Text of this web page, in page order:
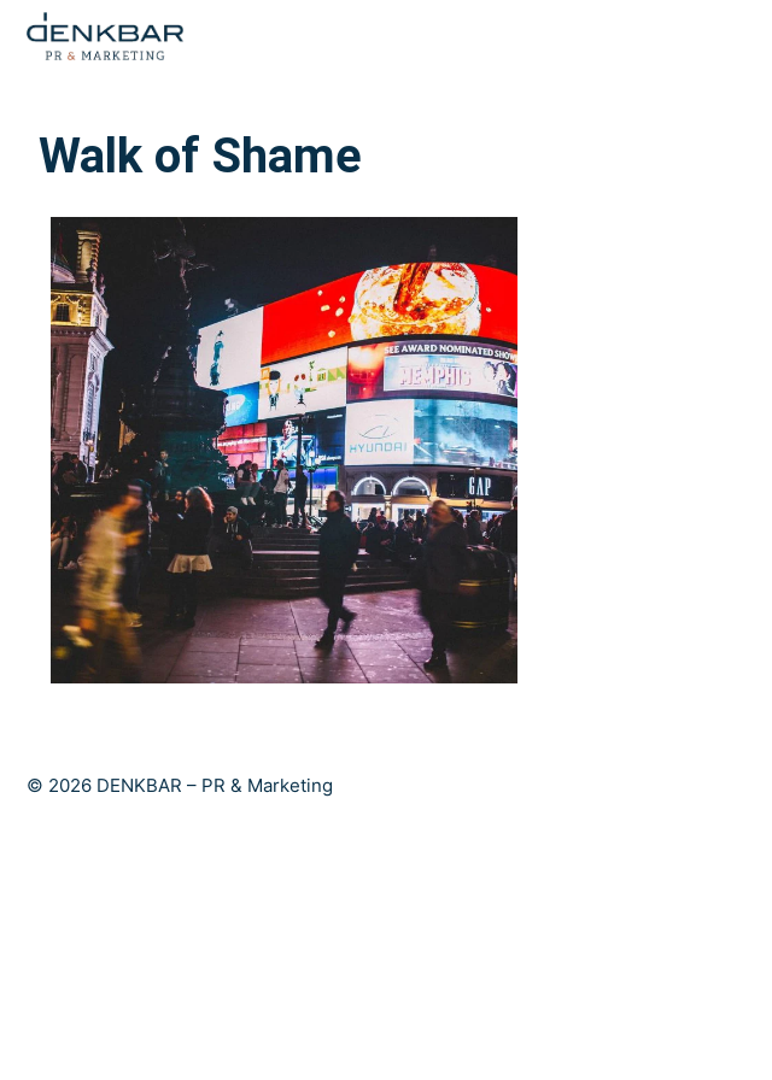
Walk of Shame
© 2026 DENKBAR – PR & Marketing